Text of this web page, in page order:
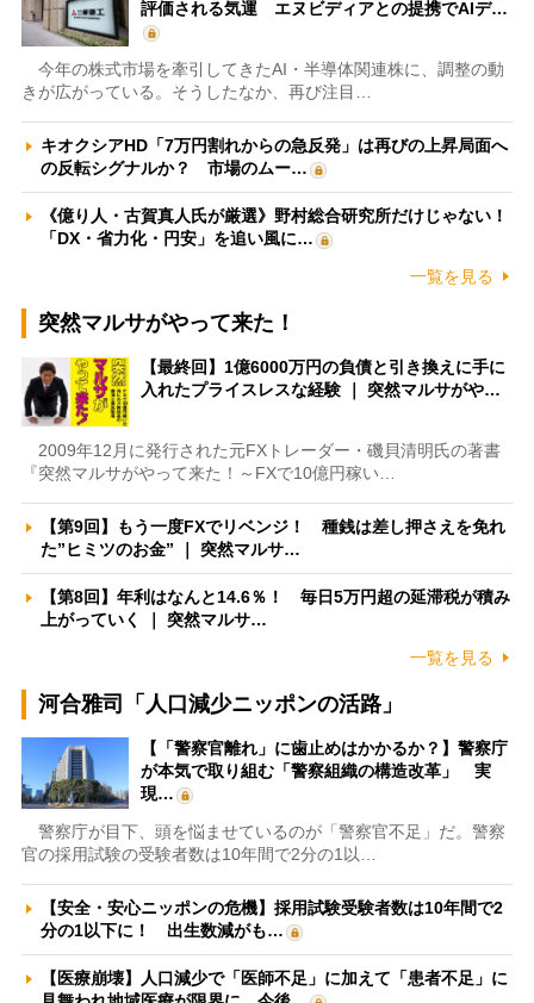
評価される気運 エヌビディアとの提携でAIデ…
今年の株式市場を牽引してきたAI・半導体関連株に、調整の動
きが広がっている。そうしたなか、再び注目…
キオクシアHD「7万円割れからの急反発」は再びの上昇局面へ
の反転シグナルか？ 市場のムー…
《億り人・古賀真人氏が厳選》野村総合研究所だけじゃない！
「DX・省力化・円安」を追い風に…
一覧を見る
突然マルサがやって来た！
【最終回】1億6000万円の負債と引き換えに手に
入れたプライスレスな経験 ｜ 突然マルサがや…
2009年12月に発行された元FXトレーダー・磯貝清明氏の著書
『突然マルサがやって来た！～FXで10億円稼い…
【第9回】もう一度FXでリベンジ！ 種銭は差し押さえを免れ
た”ヒミツのお金” ｜ 突然マルサ…
【第8回】年利はなんと14.6％！ 毎日5万円超の延滞税が積み
上がっていく ｜ 突然マルサ…
一覧を見る
河合雅司「人口減少ニッポンの活路」
【「警察官離れ」に歯止めはかかるか？】警察庁
が本気で取り組む「警察組織の構造改革」 実
現…
警察庁が目下、頭を悩ませているのが「警察官不足」だ。警察
官の採用試験の受験者数は10年間で2分の1以…
【安全・安心ニッポンの危機】採用試験受験者数は10年間で2
分の1以下に！ 出生数減がも…
【医療崩壊】人口減少で「医師不足」に加えて「患者不足」に